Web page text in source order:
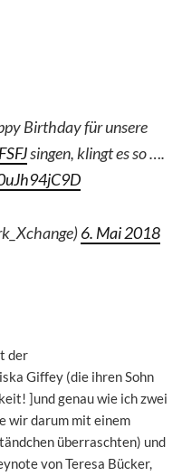
Birthday für unsere
singen, klingt es so ….
6. Mai 2018
der
Giffey (die ihren Sohn
]und genau wie ich zwei
wir darum mit einem
überraschten) und
von Teresa Bücker,